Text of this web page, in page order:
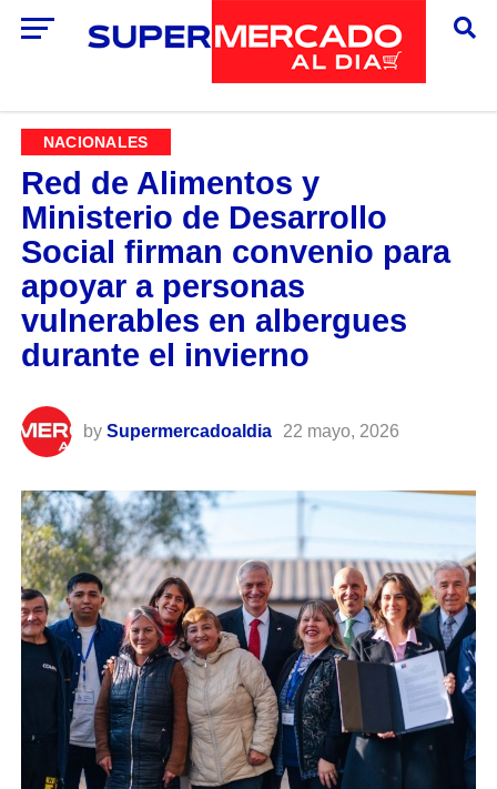
NACIONALES
Red de Alimentos y
Ministerio de Desarrollo
Social firman convenio para
apoyar a personas
vulnerables en albergues
durante el invierno
by Supermercadoaldia 22 mayo, 2026